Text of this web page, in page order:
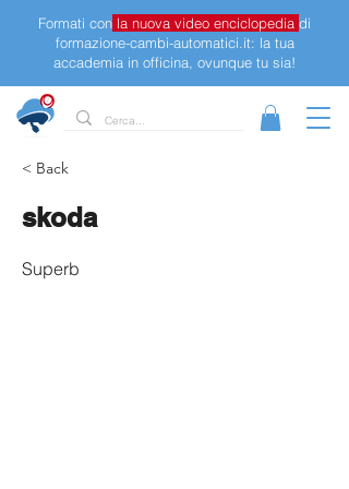
Formati con la nuova video enciclopedia di
formazione-cambi-automatici.it: la tua
accademia in officina, ovunque tu sia!
< Back
skoda
Superb